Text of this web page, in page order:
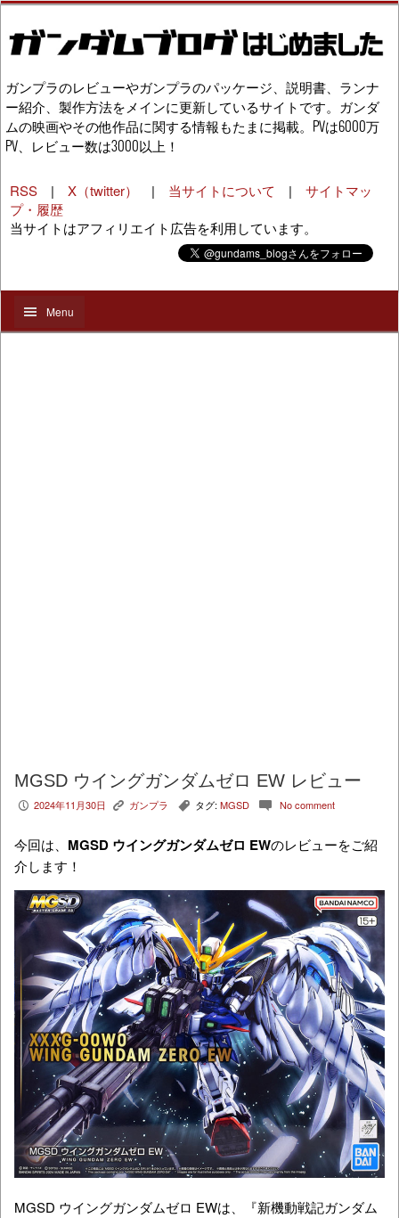
ガンプラのレビューやガンプラのパッケージ、説明書、ランナ
ー紹介、製作方法をメインに更新しているサイトです。ガンダ
ムの映画やその他作品に関する情報もたまに掲載。PVは6000万
PV、レビュー数は3000以上！
RSS | X（twitter） | 当サイトについて | サイトマッ
プ・履歴
当サイトはアフィリエイト広告を利用しています。
Menu
MGSD ウイングガンダムゼロ EW レビュー
P 2024年11月30日 K ガンプラ , タグ: MGSD c No comment
今回は、 MGSD ウイングガンダムゼロ EWのレビューをご紹
介します！
MGSD ウイングガンダムゼロ EWは、『新機動戦記ガンダム